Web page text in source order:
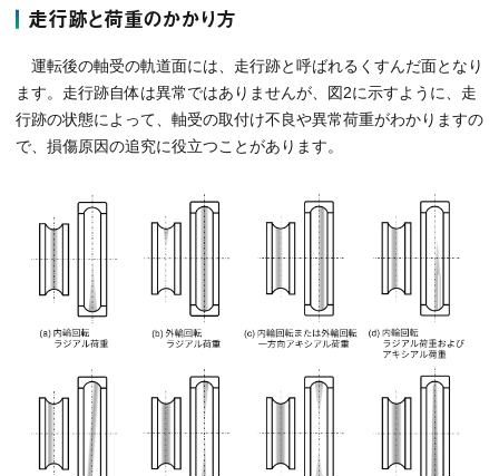
走行跡と荷重のかかり方
運転後の軸受の軌道面には、走行跡と呼ばれるくすんだ面となり
ます。走行跡自体は異常ではありませんが、図2に示すように、走
行跡の状態によって、軸受の取付け不良や異常荷重がわかりますの
で、損傷原因の追究に役立つことがあります。